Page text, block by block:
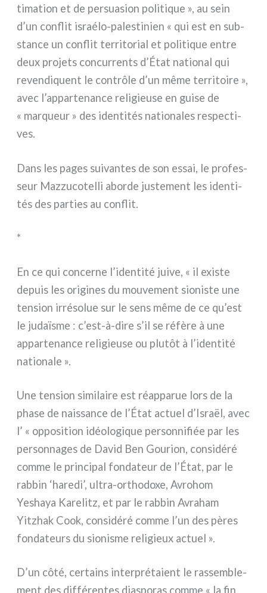
ti­ma­tion et de per­sua­sion poli­ti­que », au sein
d’un con­flit israélo-palestinien « qui est en sub­
stan­ce un con­flit ter­ri­to­rial et poli­ti­que entre
deux pro­je­ts con­cur­ren­ts d’État natio­nal qui
reven­di­quent le con­trô­le d’un même ter­ri­toi­re »,
avec l’appartenance reli­gieu­se en gui­se de
« mar­queur » des iden­ti­tés natio­na­les respec­ti­
ves.
Dans les pages sui­van­tes de son essai, le pro­fes­
seur Mazzucotelli abor­de juste­ment les iden­ti­
tés des par­ties au con­flit.
*
En ce qui con­cer­ne l’identité jui­ve, « il exi­ste
depuis les ori­gi­nes du mou­ve­ment sio­ni­ste une
ten­sion irré­so­lue sur le sens même de ce qu’est
le judaï­sme : c’est-à-dire s’il se réfè­re à une
appar­te­nan­ce reli­gieu­se ou plu­tôt à l’identité
natio­na­le ».
Une ten­sion simi­lai­re est réap­pa­rue lors de la
pha­se de nais­san­ce de l’État actuel d’Israël, avec
l’ « oppo­si­tion idéo­lo­gi­que per­son­ni­fiée par les
per­son­na­ges de David Ben Gourion, con­si­dé­ré
com­me le prin­ci­pal fon­da­teur de l’État, par le
rab­bin ‘hare­di’, ultra-orthodoxe, Avrohom
Yeshaya Karelitz, et par le rab­bin Avraham
Yitzhak Cook, con­si­dé­ré com­me l’un des pères
fon­da­teurs du sio­ni­sme reli­gieux actuel ».
D’un côté, cer­tains inter­pré­ta­ient le ras­sem­ble­
ment des dif­fé­ren­tes dia­spo­ras com­me « la fin